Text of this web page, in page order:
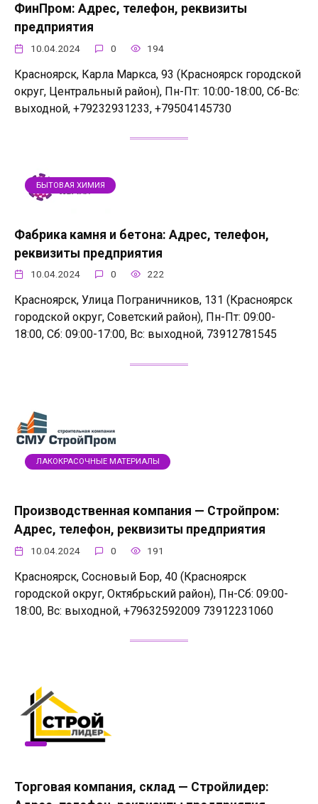
ФинПром: Адрес, телефон, реквизиты
предприятия
10.04.2024 0 194
Красноярск, Карла Маркса, 93 (Красноярск городской
округ, Центральный район), Пн-Пт: 10:00-18:00, Сб-Вс:
выходной, +79232931233, +79504145730
БЫТОВАЯ ХИМИЯ
Фабрика камня и бетона: Адрес, телефон,
реквизиты предприятия
10.04.2024 0 222
Красноярск, Улица Пограничников, 131 (Красноярск
городской округ, Советский район), Пн-Пт: 09:00-
18:00, Сб: 09:00-17:00, Вс: выходной, 73912781545
ЛАКОКРАСОЧНЫЕ МАТЕРИАЛЫ
Производственная компания — Стройпром:
Адрес, телефон, реквизиты предприятия
10.04.2024 0 191
Красноярск, Сосновый Бор, 40 (Красноярск
городской округ, Октябрьский район), Пн-Сб: 09:00-
18:00, Вс: выходной, +79632592009 73912231060
Торговая компания, склад — Стройлидер: